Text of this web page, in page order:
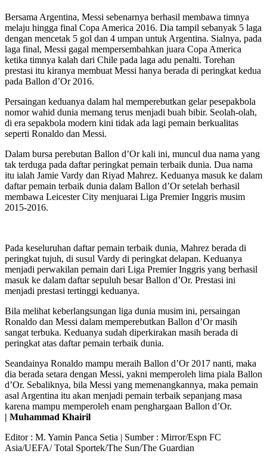
Bersama Argentina, Messi sebenarnya berhasil membawa timnya
melaju hingga final Copa America 2016. Dia tampil sebanyak 5 laga
dengan mencetak 5 gol dan 4 umpan untuk Argentina. Sialnya, pada
laga final, Messi gagal mempersembahkan juara Copa America
ketika timnya kalah dari Chile pada laga adu penalti. Torehan
prestasi itu kiranya membuat Messi hanya berada di peringkat kedua
pada Ballon d’Or 2016.
Persaingan keduanya dalam hal memperebutkan gelar pesepakbola
nomor wahid dunia memang terus menjadi buah bibir. Seolah-olah,
di era sepakbola modern kini tidak ada lagi pemain berkualitas
seperti Ronaldo dan Messi.
Dalam bursa perebutan Ballon d’Or kali ini, muncul dua nama yang
tak terduga pada daftar peringkat pemain terbaik dunia. Dua nama
itu ialah Jamie Vardy dan Riyad Mahrez. Keduanya masuk ke dalam
daftar pemain terbaik dunia dalam Ballon d’Or setelah berhasil
membawa Leicester City menjuarai Liga Premier Inggris musim
2015-2016.
Pada keseluruhan daftar pemain terbaik dunia, Mahrez berada di
peringkat tujuh, di susul Vardy di peringkat delapan. Keduanya
menjadi perwakilan pemain dari Liga Premier Inggris yang berhasil
masuk ke dalam daftar sepuluh besar Ballon d’Or. Prestasi ini
menjadi prestasi tertinggi keduanya.
Bila melihat keberlangsungan liga dunia musim ini, persaingan
Ronaldo dan Messi dalam memperebutkan Ballon d’Or masih
sangat terbuka. Keduanya sudah diperkirakan masih berada di
peringkat atas daftar pemain terbaik dunia.
Seandainya Ronaldo mampu meraih Ballon d’Or 2017 nanti, maka
dia berada setara dengan Messi, yakni memperoleh lima piala Ballon
d’Or. Sebaliknya, bila Messi yang memenangkannya, maka pemain
asal Argentina itu akan menjadi pemain terbaik sepanjang masa
karena mampu memperoleh enam penghargaan Ballon d’Or.
| Muhammad Khairil
Editor : M. Yamin Panca Setia | Sumber : Mirror/Espn FC
Asia/UEFA/ Total Sportek/The Sun/The Guardian